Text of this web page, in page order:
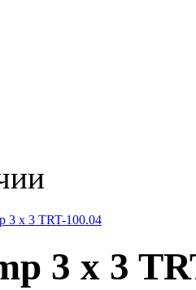
3 x 3 TRT-100.04
3 x 3